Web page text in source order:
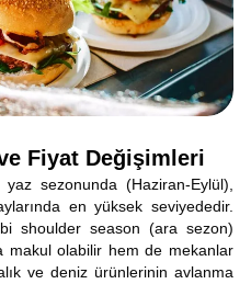
Fiyat Değişimleri
yaz sezonunda (Haziran-Eylül),
en yüksek seviyededir.
shoulder season (ara sezon)
makul olabilir hem de mekanlar
ve deniz ürünlerinin avlanma